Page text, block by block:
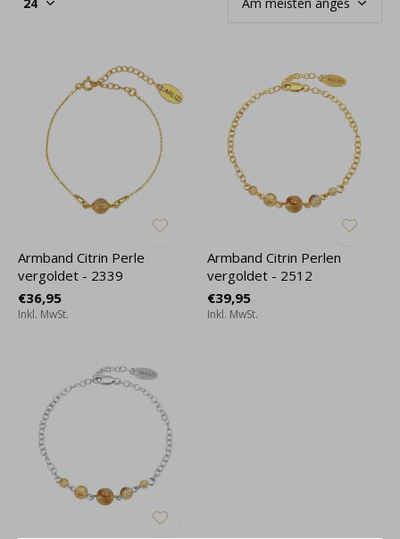
Armband Citrin Perle
vergoldet - 2339
€36,95
Inkl. MwSt.
Armband Citrin Perlen
vergoldet - 2512
€39,95
Inkl. MwSt.